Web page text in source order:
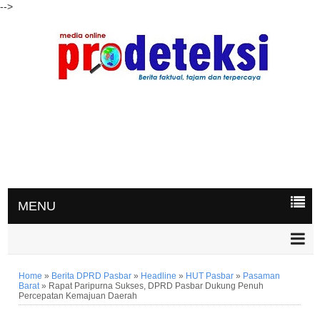
-->
MENU
Home » Berita DPRD Pasbar » Headline » HUT Pasbar » Pasaman
Barat» Rapat Paripurna Sukses, DPRD Pasbar Dukung Penuh
Percepatan Kemajuan Daerah